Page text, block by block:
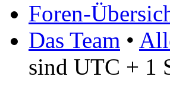
Foren-
Das Team •
sind UTC + 1